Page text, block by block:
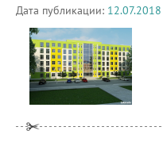
Дата публикации: 12.07.2018